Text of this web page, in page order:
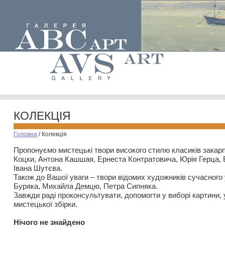
КОЛЕКЦІЯ
Головна / Колекція
Пропонуємо мистецькі твори високого стилю класиків
Коцки, Антона Кашшая, Ернеста Контратовича, Юрія
Івана Шутєва.
Також до Вашої уваги – твори відомих художників
Буряка, Михайла Демцю, Петра Сипняка.
Завжди раді проконсультувати, допомогти у виборі картини,
мистецької збірки.
Нiчого не знайдено